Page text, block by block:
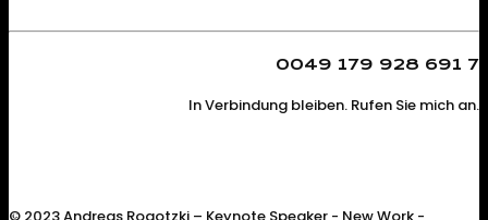
0049 179 928 691 7
In Verbindung bleiben. Rufen Sie mich an.